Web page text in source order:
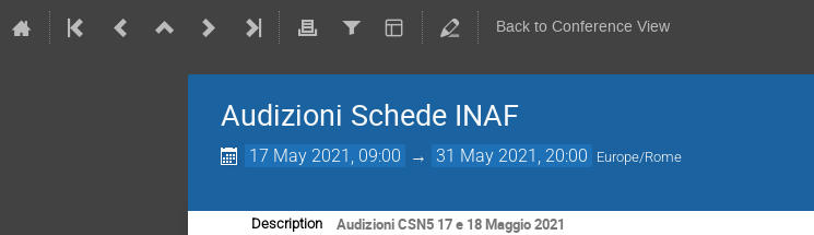
Back to Conference View
Audizioni Schede INAF
17 May 2021, 09:00 → 31 May 2021, 20:00 Europe/Rome
Description Audizioni CSN5 17 e 18 Maggio 2021